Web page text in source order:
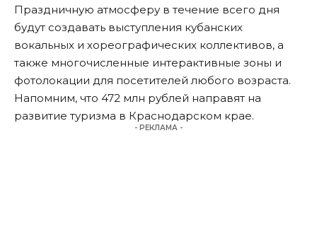
Праздничную атмосферу в течение всего дня
будут создавать выступления кубанских
вокальных и хореографических коллективов, а
также многочисленные интерактивные зоны и
фотолокации для посетителей любого возраста.
Напомним, что 472 млн рублей направят на
развитие туризма в Краснодарском крае.
- РЕКЛАМА -